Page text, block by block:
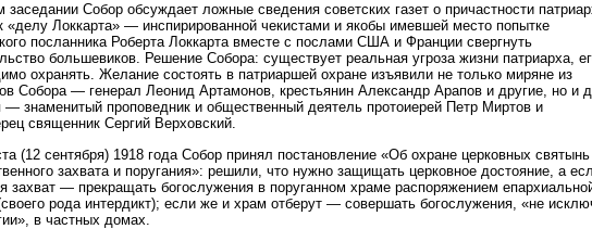
заседании Собор обсуждает ложные сведения советских газет о причастности
«делу Локкарта» — инспирированной чекистами и якобы имевшей место попытке
посланника Роберта Локкарта вместе с послами США и Франции свергнуть
большевиков. Решение Собора: существует реальная угроза жизни патриарха,
охранять. Желание состоять в патриаршей охране изъявили не только миряне из
Собора — генерал Леонид Артамонов, крестьянин Александр Арапов и другие, но и
— знаменитый проповедник и общественный деятель протоиерей Петр Миртов и
священник Сергий Верховский.
(12 сентября) 1918 года Собор принял постановление «Об охране церковных святынь
захвата и поругания»: решили, что нужно защищать церковное достояние, а
захват — прекращать богослужения в поруганном храме распоряжением
рода интердикт); если же и храм отберут — совершать богослужения, «не
в частных домах.